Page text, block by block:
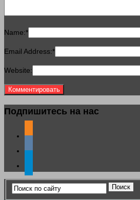
Name:*
Email Address:*
Website:
Подпишитесь на нас